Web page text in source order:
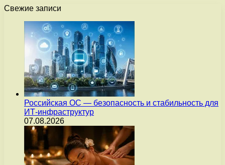
Свежие записи
Российская ОС — безопасность и стабильность для
ИТ-инфраструктур
07.08.2026